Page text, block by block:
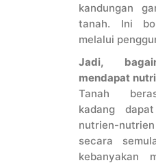
kandungan
tanah. Ini
melalui
Jadi,
mendapat
Tanah
kadang
nutrien-
secara
kebanyakan